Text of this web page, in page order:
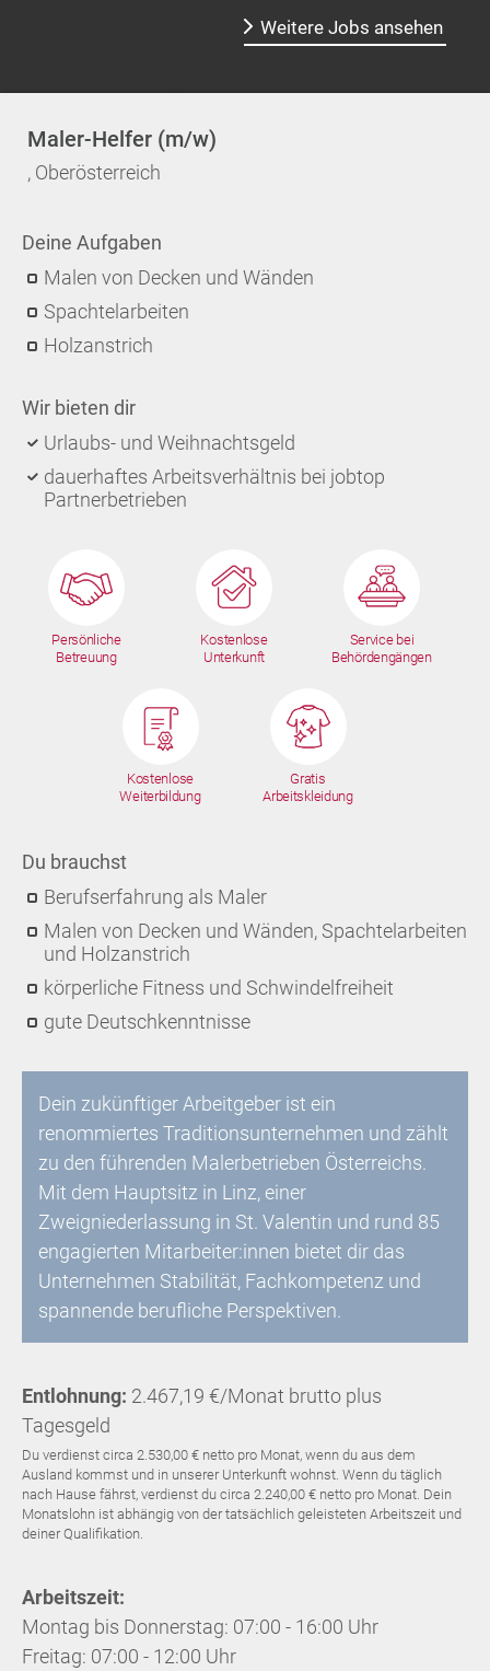
Weitere Jobs ansehen
Maler-Helfer (m/w)
, Oberösterreich
Deine Aufgaben
Malen von Decken und Wänden
Spachtelarbeiten
Holzanstrich
Wir bieten dir
Urlaubs- und Weihnachtsgeld
dauerhaftes Arbeitsverhältnis bei jobtop
Partnerbetrieben
Persönliche
Betreuung
Kostenlose
Unterkunft
Service bei
Behördengängen
Kostenlose
Weiterbildung
Gratis
Arbeitskleidung
Du brauchst
Berufserfahrung als Maler
Malen von Decken und Wänden, Spachtelarbeiten
und Holzanstrich
körperliche Fitness und Schwindelfreiheit
gute Deutschkenntnisse
Dein zukünftiger Arbeitgeber ist ein
renommiertes Traditionsunternehmen und zählt
zu den führenden Malerbetrieben Österreichs.
Mit dem Hauptsitz in Linz, einer
Zweigniederlassung in St. Valentin und rund 85
engagierten Mitarbeiter:innen bietet dir das
Unternehmen Stabilität, Fachkompetenz und
spannende berufliche Perspektiven.
Entlohnung: 2.467,19 €/Monat brutto plus
Tagesgeld
Du verdienst circa 2.530,00 € netto pro Monat, wenn du aus dem
Ausland kommst und in unserer Unterkunft wohnst. Wenn du täglich
nach Hause fährst, verdienst du circa 2.240,00 € netto pro Monat. Dein
Monatslohn ist abhängig von der tatsächlich geleisteten Arbeitszeit und
deiner Qualifikation.
Arbeitszeit:
Montag bis Donnerstag: 07:00 - 16:00 Uhr
Freitag: 07:00 - 12:00 Uhr